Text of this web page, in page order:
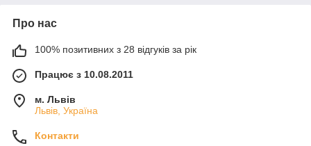
Про нас
100% позитивних з 28 відгуків за рік
Працює з 10.08.2011
м. Львів
Львів, Україна
Контакти